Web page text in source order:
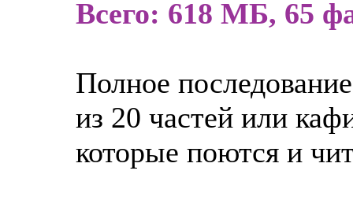
Всего: 618 МБ, 65
Полное
из 20 частей или
которые поются и